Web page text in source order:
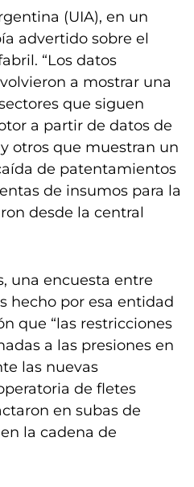
(UIA), en un
advertido sobre el
“Los datos
a mostrar una
que siguen
a partir de datos de
otros que muestran un
de patentamientos
de insumos para la
desde la central
una encuesta entre
hecho por esa entidad
que “las restricciones
a las presiones en
las nuevas
de fletes
en subas de
la cadena de